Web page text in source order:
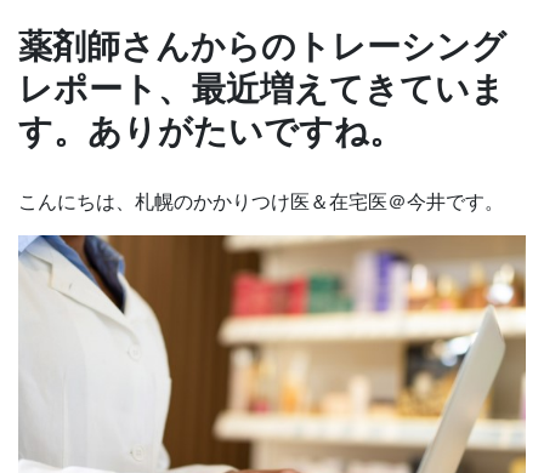
薬剤師さんからのトレーシング
レポート、最近増えてきていま
す。ありがたいですね。
こんにちは、札幌のかかりつけ医＆在宅医＠今井です。